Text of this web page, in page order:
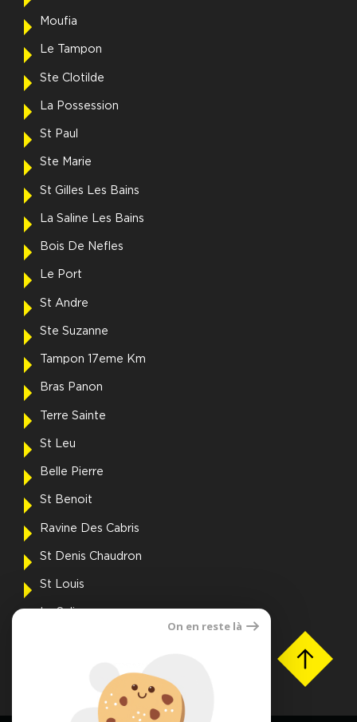
Moufia
Le Tampon
Ste Clotilde
La Possession
St Paul
Ste Marie
St Gilles Les Bains
La Saline Les Bains
Bois De Nefles
Le Port
St Andre
Ste Suzanne
Tampon 17eme Km
Bras Panon
Terre Sainte
St Leu
Belle Pierre
St Benoit
Ravine Des Cabris
St Denis Chaudron
St Louis
On en reste là